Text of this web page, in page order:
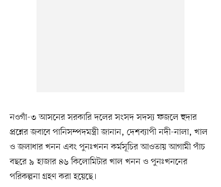
নওগাঁ-৩ আসনের সরকারি দলের সংসদ সদস্য ফজলে হুদার
প্রশ্নের জবাবে পানিসম্পদমন্ত্রী জানান, দেশব্যাপী নদী-নালা, খাল
ও জলাধার খনন এবং পুনঃখনন কর্মসূচির আওতায় আগামী পাঁচ
বছরে ৯ হাজার ৪৬ কিলোমিটার খাল খনন ও পুনঃখননের
পরিকল্পনা গ্রহণ করা হয়েছে।